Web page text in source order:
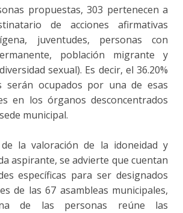
propuestas, 303 pertenecen a
de acciones afirmativas
juventudes, personas con
población migrante y
sexual). Es decir, el 36.20%
serán ocupados por una de esas
en los órganos desconcentrados
municipal.
la valoración de la idoneidad y
aspirante, se advierte que cuentan
específicas para ser designados
de las 67 asambleas municipales,
de las personas reúne las